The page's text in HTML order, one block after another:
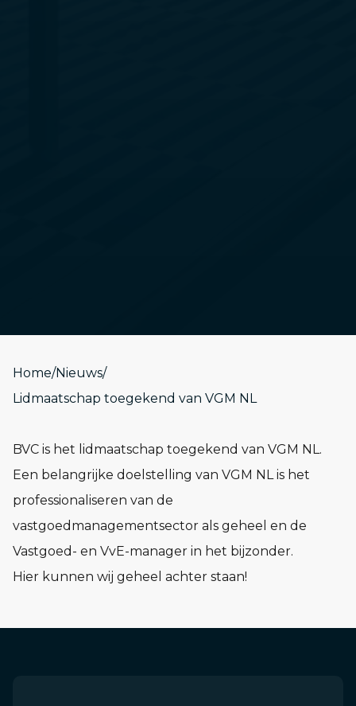
Home/Nieuws/
Lidmaatschap toegekend van VGM NL
BVC is het lidmaatschap toegekend van VGM NL.
Een belangrijke doelstelling van VGM NL is het
professionaliseren van de
vastgoedmanagementsector als geheel en de
Vastgoed- en VvE-manager in het bijzonder.
Hier kunnen wij geheel achter staan!